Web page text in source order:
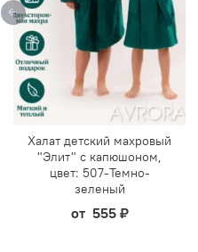
Халат детский махровый
"Элит" с капюшоном,
цвет: 507-Темно-
зеленый
от 555 ₽